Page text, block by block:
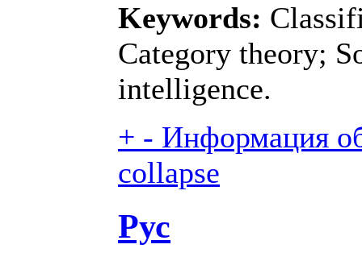
Keywords:
Category theory;
intelligence.
+ - Информация
collapse
Рус